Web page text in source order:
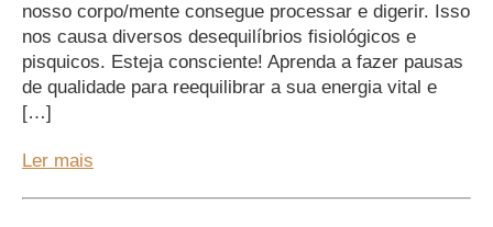
nosso corpo/mente consegue processar e digerir. Isso
nos causa diversos desequilíbrios fisiológicos e
pisquicos. Esteja consciente! Aprenda a fazer pausas
de qualidade para reequilibrar a sua energia vital e
[…]
Ler mais